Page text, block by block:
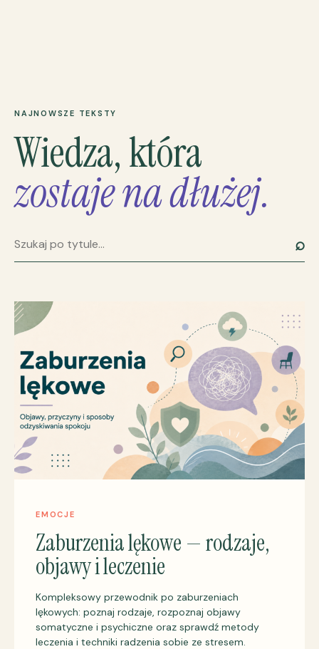
NAJNOWSZE TEKSTY
Wiedza, która
zostaje na dłużej.
Szukaj artykułu ⌕
EMOCJE
Zaburzenia lękowe — rodzaje,
objawy i leczenie
Kompleksowy przewodnik po zaburzeniach
lękowych: poznaj rodzaje, rozpoznaj objawy
somatyczne i psychiczne oraz sprawdź metody
leczenia i techniki radzenia sobie ze stresem.